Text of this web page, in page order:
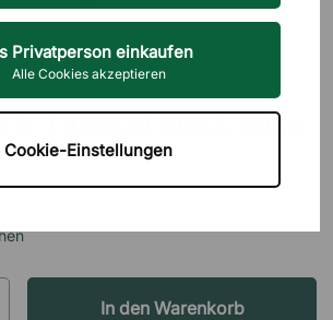
Privatperson einkaufen
Alle Cookies akzeptieren
Cookie-Einstellungen
Fahrrad Desk Bike
In den Warenkorb